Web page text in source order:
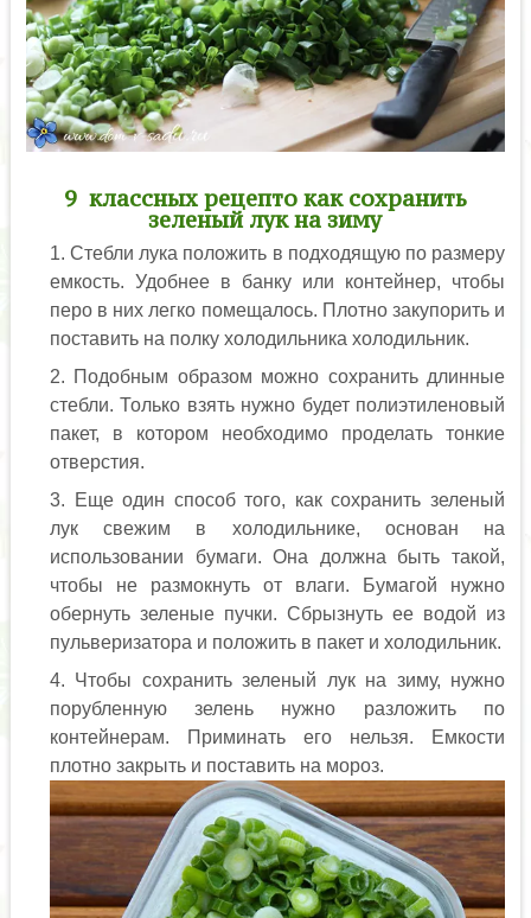
9 классных рецепто как сохранить
зеленый лук на зиму
Стебли лука положить в подходящую по размеру
емкость. Удобнее в банку или контейнер, чтобы
перо в них легко помещалось. Плотно закупорить и
поставить на полку холодильника холодильник.
Подобным образом можно сохранить длинные
стебли. Только взять нужно будет полиэтиленовый
пакет, в котором необходимо проделать тонкие
отверстия.
Еще один способ того, как сохранить зеленый
лук свежим в холодильнике, основан на
использовании бумаги. Она должна быть такой,
чтобы не размокнуть от влаги. Бумагой нужно
обернуть зеленые пучки. Сбрызнуть ее водой из
пульверизатора и положить в пакет и холодильник.
Чтобы сохранить зеленый лук на зиму, нужно
порубленную зелень нужно разложить по
контейнерам. Приминать его нельзя. Емкости
плотно закрыть и поставить на мороз.